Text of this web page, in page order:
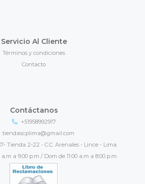
Servicio Al Cliente
Términos y condiciones
Contacto
Contáctanos
+51958992917
tiendascplima@gmail.com
Tienda 2-22 - C.C. Arenales - Lince - Lima
a.m a 9:00 p.m / Dom de 11:00 a.m a 8:00 p.m